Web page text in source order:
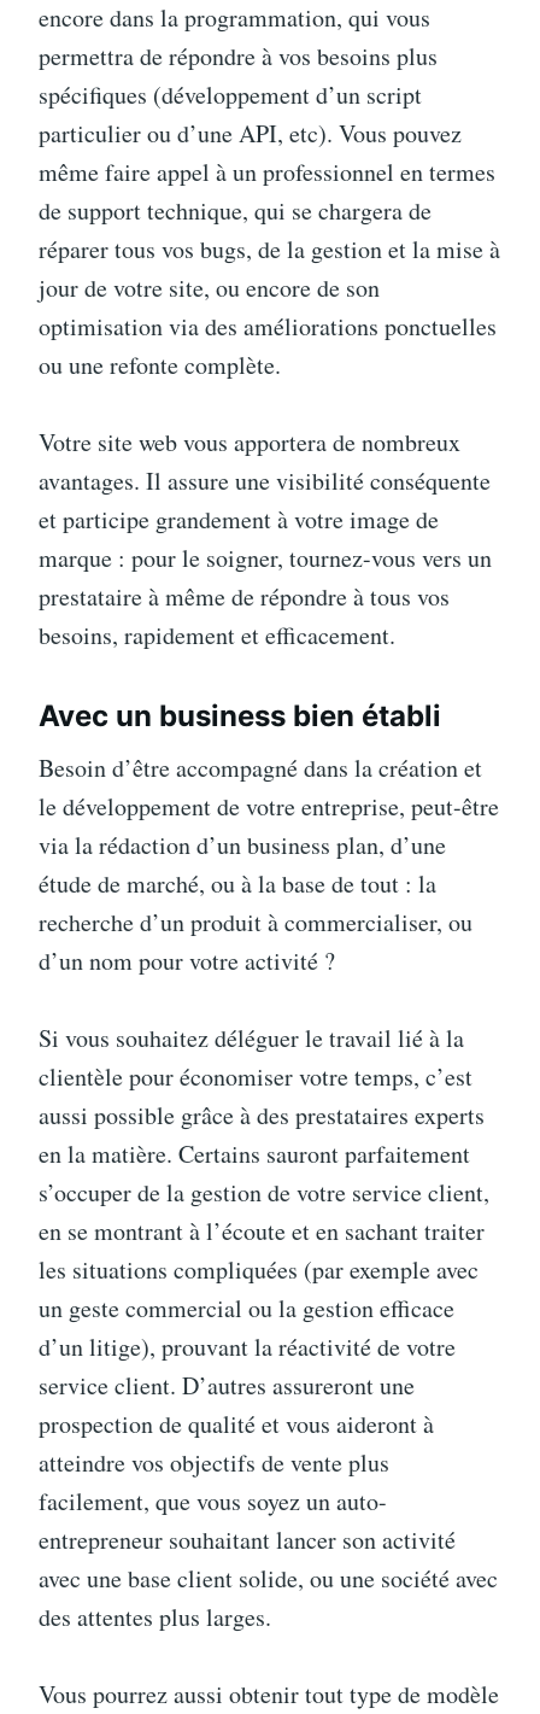
encore dans la programmation, qui vous
permettra de répondre à vos besoins plus
spécifiques (développement d’un script
particulier ou d’une API, etc). Vous pouvez
même faire appel à un professionnel en termes
de support technique, qui se chargera de
réparer tous vos bugs, de la gestion et la mise à
jour de votre site, ou encore de son
optimisation via des améliorations ponctuelles
ou une refonte complète.
Votre site web vous apportera de nombreux
avantages. Il assure une visibilité conséquente
et participe grandement à votre image de
marque : pour le soigner, tournez-vous vers un
prestataire à même de répondre à tous vos
besoins, rapidement et efficacement.
Avec un business bien établi
Besoin d’être accompagné dans la création et
le développement de votre entreprise, peut-être
via la rédaction d’un business plan, d’une
étude de marché, ou à la base de tout : la
recherche d’un produit à commercialiser, ou
d’un nom pour votre activité ?
Si vous souhaitez déléguer le travail lié à la
clientèle pour économiser votre temps, c’est
aussi possible grâce à des prestataires experts
en la matière. Certains sauront parfaitement
s’occuper de la gestion de votre service client,
en se montrant à l’écoute et en sachant traiter
les situations compliquées (par exemple avec
un geste commercial ou la gestion efficace
d’un litige), prouvant la réactivité de votre
service client. D’autres assureront une
prospection de qualité et vous aideront à
atteindre vos objectifs de vente plus
facilement, que vous soyez un auto-
entrepreneur souhaitant lancer son activité
avec une base client solide, ou une société avec
des attentes plus larges.
Vous pourrez aussi obtenir tout type de modèle